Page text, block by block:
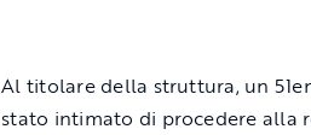
Al titolare della struttura, un
stato intimato di procedere alla